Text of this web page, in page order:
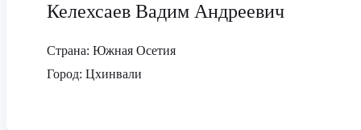
Келехсаев Вадим Андреевич
Страна: Южная Осетия
Город: Цхинвали